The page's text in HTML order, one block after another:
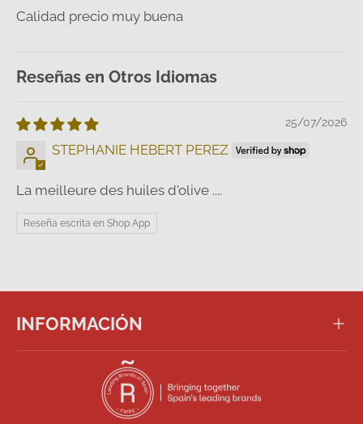
Calidad precio muy buena
Reseñas en Otros Idiomas
25/07/2026
STEPHANIE HEBERT PEREZ
La meilleure des huiles d'olive ....
Reseña escrita en Shop App
INFORMACIÓN